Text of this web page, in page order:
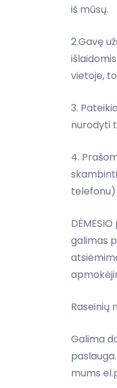
iš mūsų.
2.Gavę
vietoje,
3.
nurodyti
4.
telefonu)
galimas
Raseinių
Galima
mums